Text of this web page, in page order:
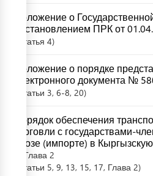
Положение о
постановлением ПРК от
Статья 4
Положение о порядке
электронного документа №
Статьи 3, 6-8, 20
Порядок обеспечения
торговли с государствами-
ввозе (импорте) в
Глава 2
Статьи 5, 9, 13, 15, 17, Глава 2